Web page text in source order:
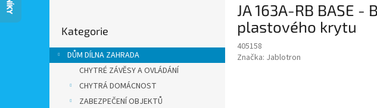
r
a
kategorie
Kategorie
DŮM DÍLNA ZAHRADA
CHYTRÉ ZÁVĚSY A OVLÁDÁNÍ
CHYTRÁ DOMÁCNOST
ZABEZPEČENÍ OBJEKTŮ
JA 163A-RB BASE
plastového krytu
405158
Značka: Jablotron